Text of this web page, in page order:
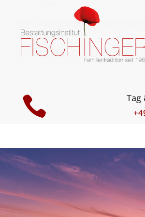
 Tag